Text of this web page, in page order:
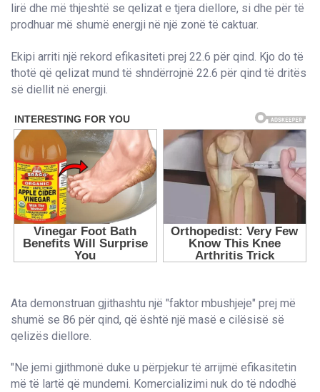
lirë dhe më thjeshtë se qelizat e tjera diellore, si dhe për të
prodhuar më shumë energji në një zonë të caktuar.
Ekipi arriti një rekord efikasiteti prej 22.6 për qind. Kjo do të
thotë që qelizat mund të shndërrojnë 22.6 për qind të dritës
së diellit në energji.
Ata demonstruan gjithashtu një "faktor mbushjeje" prej më
shumë se 86 për qind, që është një masë e cilësisë së
qelizës diellore.
"Ne jemi gjithmonë duke u përpjekur të arrijmë efikasitetin
më të lartë që mundemi. Komercializimi nuk do të ndodhë